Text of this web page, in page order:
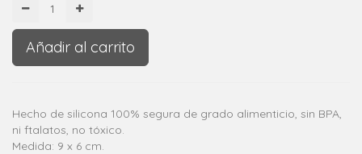
Añadir al carrito
Hecho de silicona 100% segura de grado alimenticio, sin BPA,
ni ftalatos, no tóxico.
Medida: 9 x 6 cm.